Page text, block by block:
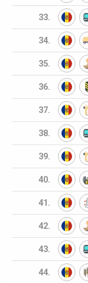
33.
34.
35.
36.
37.
38.
39.
40.
41.
42.
43.
44.